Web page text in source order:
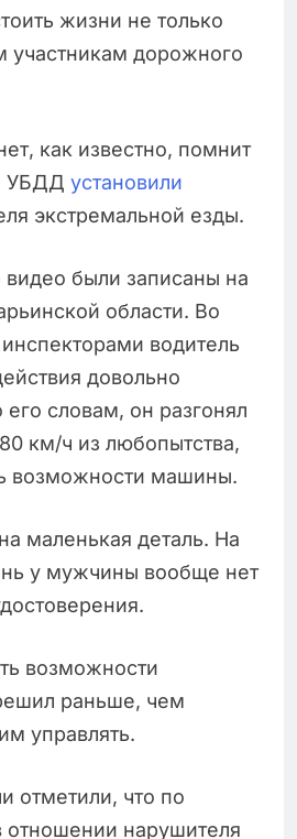
жизни не только
участникам дорожного
как известно, помнит
УБДД установили
экстремальной езды.
видео были записаны на
области. Во
водитель
довольно
словам, он разгонял
км/ч из любопытства,
возможности машины.
маленькая деталь. На
у мужчины вообще нет
возможности
раньше, чем
управлять.
отметили, что по
отношении нарушителя